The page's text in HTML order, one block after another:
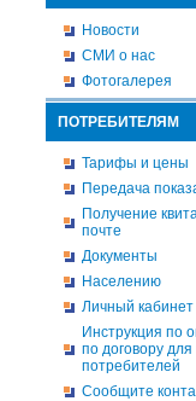
Новости
СМИ о нас
Фотогалерея
ПОТРЕБИТЕЛЯМ
Тарифы и цены
Передача
Получение
почте
Документы
Населению
Личный кабинет
Инструкция по
по договору
потребителей
Сообщите